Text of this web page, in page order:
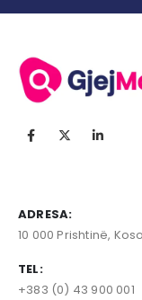
ADRESA:
10 000 Prishtinë,
TEL:
+383 (0) 43 900 001